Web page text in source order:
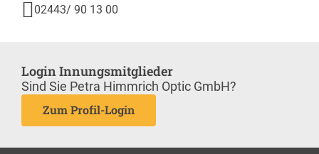
02443/ 90 13 00
Login Innungsmitglieder
Sind Sie Petra Himmrich Optic GmbH?
Zum Profil-Login